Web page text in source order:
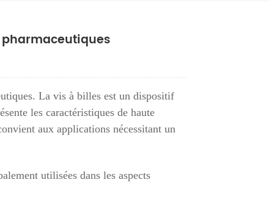
La vis à billes est un dispositif
les caractéristiques de haute
aux applications nécessitant un
utilisées dans les aspects